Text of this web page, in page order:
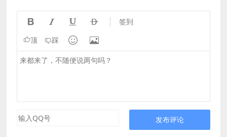
    签到
顶 踩  
发布评论